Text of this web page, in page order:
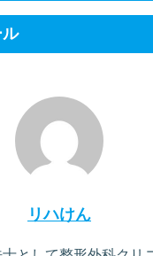
リハけん